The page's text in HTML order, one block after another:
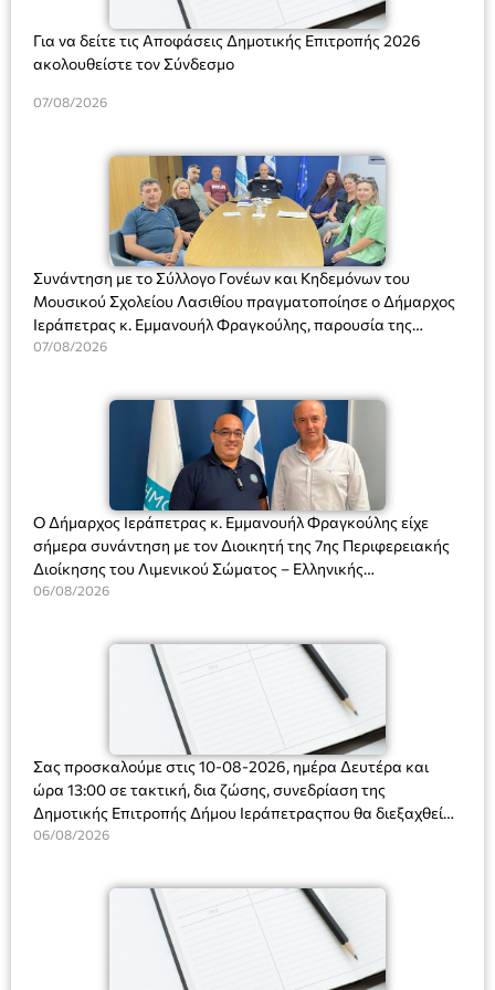
Για να δείτε τις Αποφάσεις Δημοτικής Επιτροπής 2026
ακολουθείστε τον Σύνδεσμο
07/08/2026
Συνάντηση με το Σύλλογο Γονέων και Κηδεμόνων του
Μουσικού Σχολείου Λασιθίου πραγματοποίησε ο Δήμαρχος
Ιεράπετρας κ. Εμμανουήλ Φραγκούλης, παρουσία της
Διευθύντριας του σχολείου κας Μαριάννας Χαΐτα.
07/08/2026
Ο Δήμαρχος Ιεράπετρας κ. Εμμανουήλ Φραγκούλης είχε
σήμερα συνάντηση με τον Διοικητή της 7ης Περιφερειακής
Διοίκησης του Λιμενικού Σώματος – Ελληνικής
Ακτοφυλακής (Λ.Σ.-ΕΛ.ΑΚΤ.), Αρχιπλοίαρχο Λ.Σ. κ. Ιωάννη
06/08/2026
Σας προσκαλούμε στις 10-08-2026, ημέρα Δευτέρα και
ώρα 13:00 σε τακτική, δια ζώσης, συνεδρίαση της
Δημοτικής Επιτροπής Δήμου Ιεράπετραςπου θα διεξαχθεί
στο Δημοτικό Κατάστημα, Δημοκρατίας 31 στην αίθουσα
και λήψη αποφάσεων στα παρακάτω θέματα:
06/08/2026